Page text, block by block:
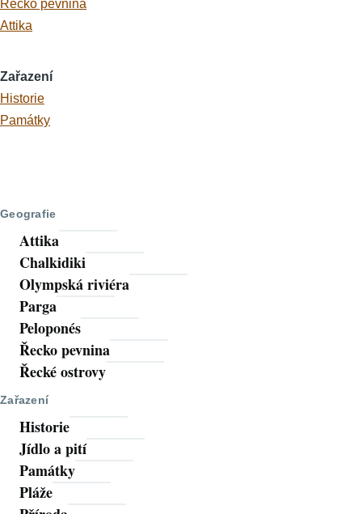
Řecko pevnina
Attika
Zařazení
Historie
Památky
Geografie
Attika
Chalkidiki
Olympská riviéra
Parga
Peloponés
Řecko pevnina
Řecké ostrovy
Zařazení
Historie
Jídlo a pití
Památky
Pláže